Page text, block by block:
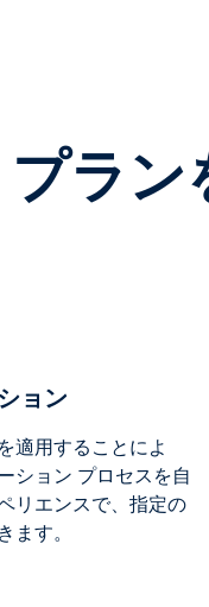
ラ
ョン
適用することによ
ション プロセスを自
リエンスで、指定の
す。